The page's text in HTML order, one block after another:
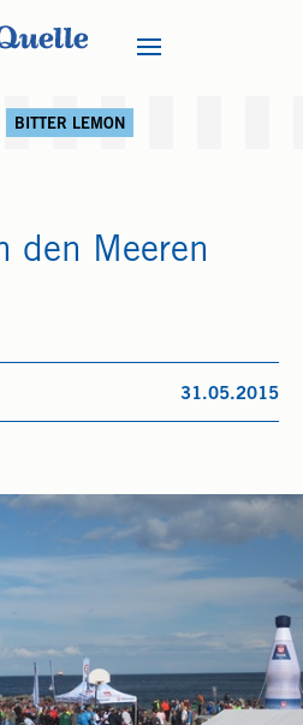
BITTER LEMON
den Meeren
31.05.2015